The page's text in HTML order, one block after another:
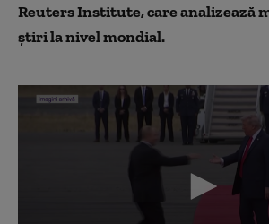
Reuters Institute, care analizează
știri la nivel mondial.